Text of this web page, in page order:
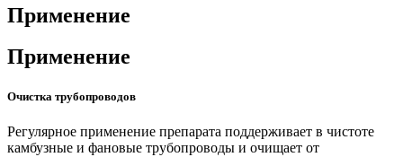
Применение
Применение
Очистка трубопроводов
Регулярное применение препарата поддерживает в чистоте
камбузные и фановые трубопроводы и очищает от